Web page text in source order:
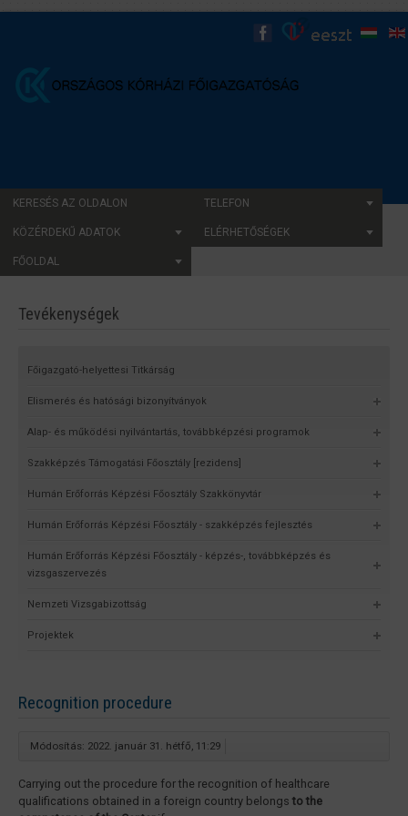
KERESÉS AZ OLDALON TELEFON
KÖZÉRDEKŰ ADATOK ELÉRHETŐSÉGEK
FŐOLDAL
Tevékenységek
Főigazgató-helyettesi Titkárság
Elismerés és hatósági bizonyítványok
Alap- és működési nyilvántartás, továbbképzési programok
Szakképzés Támogatási Főosztály [rezidens]
Humán Erőforrás Képzési Főosztály Szakkönyvtár
Humán Erőforrás Képzési Főosztály - szakképzés fejlesztés
Humán Erőforrás Képzési Főosztály - képzés-, továbbképzés és
vizsgaszervezés
Nemzeti Vizsgabizottság
Projektek
Recognition procedure
Módosítás: 2022. január 31. hétfő, 11:29
Carrying out the procedure for the recognition of healthcare
qualifications obtained in a foreign country belongs to the